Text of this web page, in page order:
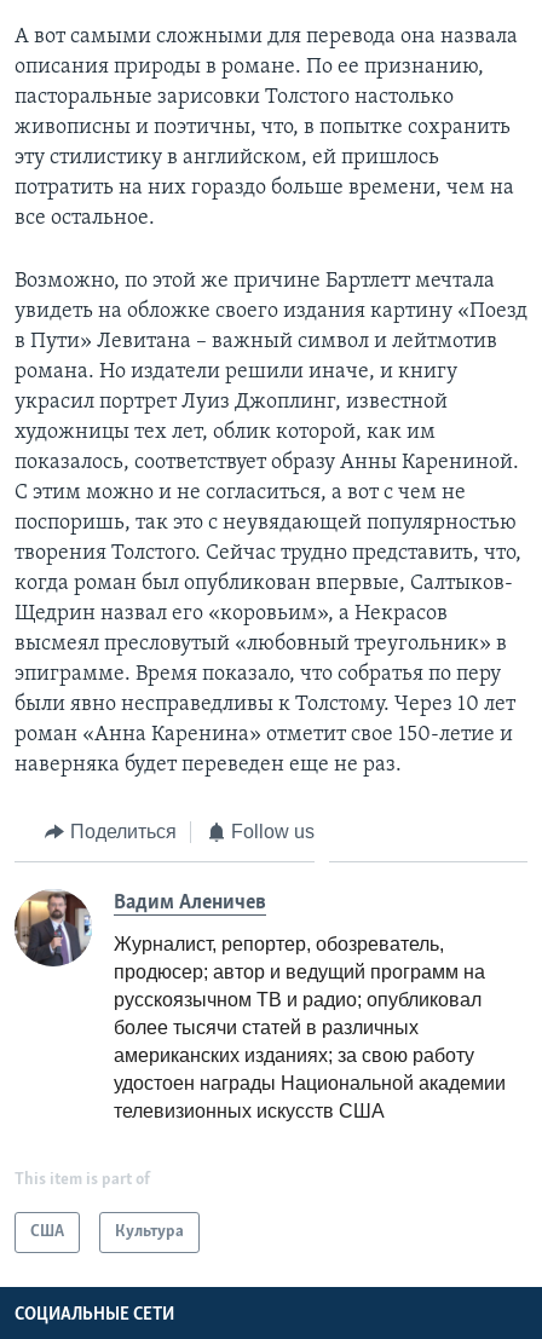
А вот самыми сложными для перевода она назвала
описания природы в романе. По ее признанию,
пасторальные зарисовки Толстого настолько
живописны и поэтичны, что, в попытке сохранить
эту стилистику в английском, ей пришлось
потратить на них гораздо больше времени, чем на
все остальное.
Возможно, по этой же причине Бартлетт мечтала
увидеть на обложке своего издания картину «Поезд
в Пути» Левитана – важный символ и лейтмотив
романа. Но издатели решили иначе, и книгу
украсил портрет Луиз Джоплинг, известной
художницы тех лет, облик которой, как им
показалось, соответствует образу Анны Карениной.
С этим можно и не согласиться, а вот с чем не
поспоришь, так это с неувядающей популярностью
творения Толстого. Сейчас трудно представить, что,
когда роман был опубликован впервые, Салтыков-
Щедрин назвал его «коровьим», а Некрасов
высмеял пресловутый «любовный треугольник» в
эпиграмме. Время показало, что собратья по перу
были явно несправедливы к Толстому. Через 10 лет
роман «Анна Каренина» отметит свое 150-летие и
наверняка будет переведен еще не раз.
Поделиться Follow us
Вадим Аленичев
Журналист, репортер, обозреватель,
продюсер; автор и ведущий программ на
русскоязычном ТВ и радио; опубликовал
более тысячи статей в различных
американских изданиях; за свою работу
удостоен награды Национальной академии
телевизионных искусств США
This item is part of
США Культура
СОЦИАЛЬНЫЕ СЕТИ